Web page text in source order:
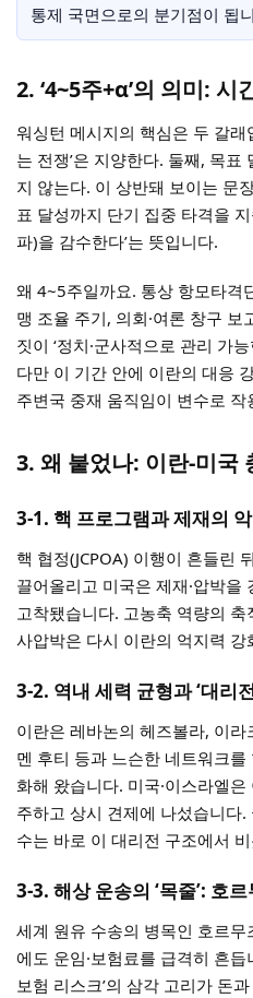
통제 국면으로의 분기점이 됩
2. ‘4~5주+α’의 의미: 시
워싱턴 메시지의 핵심은 두 갈래
는 전쟁’은 지양한다. 둘째, 목
지 않는다. 이 상반돼 보이는 문
표 달성까지 단기 집중 타격을
파)을 감수한다’는 뜻입니다.
왜 4~5주일까요. 통상 항모타격
맹 조율 주기, 의회·여론 창구
짓이 ‘정치·군사적으로 관리 가
다만 이 기간 안에 이란의 대응
주변국 중재 움직임이 변수로 작
3. 왜 붙었나: 이란-미국
3-1. 핵 프로그램과 제재의
핵 협정(JCPOA) 이행이 흔들린
끌어올리고 미국은 제재·압박을
고착됐습니다. 고농축 역량의
사압박은 다시 이란의 억지력
3-2. 역내 세력 균형과 ‘대리
이란은 레바논의 헤즈볼라, 이라
멘 후티 등과 느슨한 네트워크를
화해 왔습니다. 미국·이스라엘
주하고 상시 견제에 나섰습니다
수는 바로 이 대리전 구조에서
3-3. 해상 운송의 ‘목줄’: 호
세계 원유 수송의 병목인 호르
에도 운임·보험료를 급격히 흔
보험 리스크’의 삼각 고리가 돈